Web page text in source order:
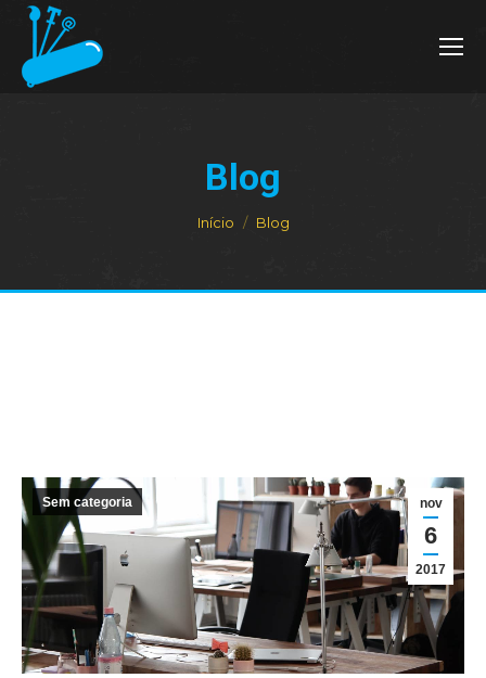
Blog
Você está aqui:
Início Blog
nov
6
2017
Sem categoria